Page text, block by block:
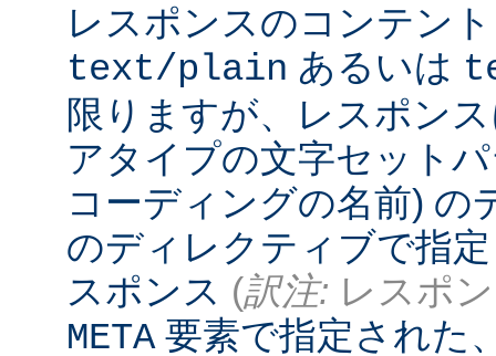
レスポンスのコンテン
text/plain あるいは
限りますが、レスポン
アタイプの文字セット
コーディングの名前) の
のディレクティブで指
スポンス (訳注: レスポ
META 要素で指定された